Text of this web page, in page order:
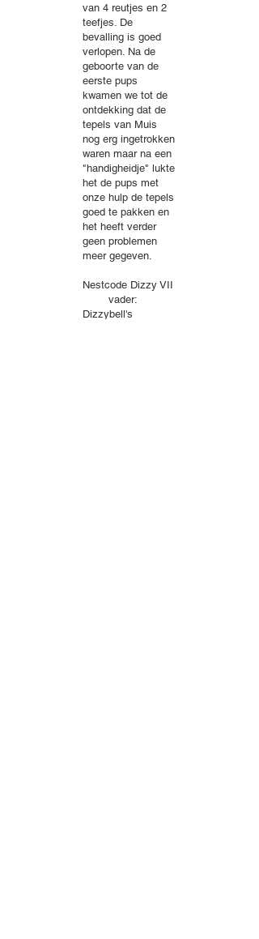
van 4 reutjes en 2
teefjes. De
bevalling is goed
verlopen. Na de
geboorte van de
eerste pups
kwamen we tot de
ontdekking dat de
tepels van Muis
nog erg ingetrokken
waren maar na een
"handigheidje" lukte
het de pups met
onze hulp de tepels
goed te pakken en
het heeft verder
geen problemen
meer gegeven.
Nestcode Dizzy VII
vader:
Dizzybell's